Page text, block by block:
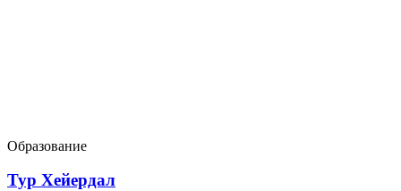
Образование
Тур Хейердал